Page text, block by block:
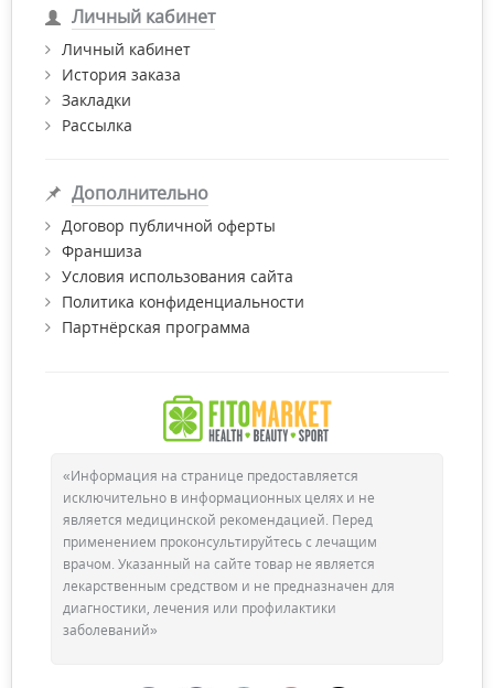
Личный кабинет
Личный кабинет
История заказа
Закладки
Рассылка
Дополнительно
Договор публичной оферты
Франшиза
Условия использования сайта
Политика конфиденциальности
Партнёрская программа
«Информация на странице предоставляется
исключительно в информационных целях и не
является медицинской рекомендацией. Перед
применением проконсультируйтесь с лечащим
врачом. Указанный на сайте товар не является
лекарственным средством и не предназначен для
диагностики, лечения или профилактики
заболеваний»